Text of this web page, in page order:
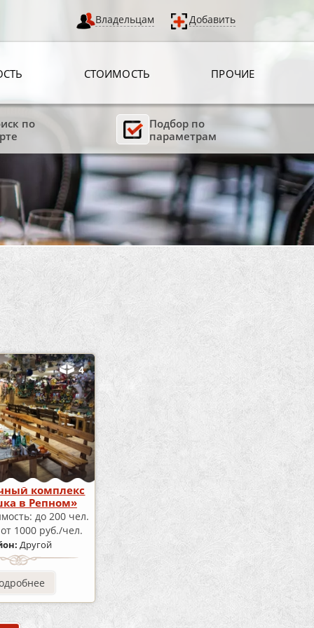
Владельцам Добавить
СТОИМОСТЬ ПРОЧИЕ
по
Подбор по
параметрам
4
комплекс
в Репном»
до 200 чел.
от 1000 руб./чел.
Другой